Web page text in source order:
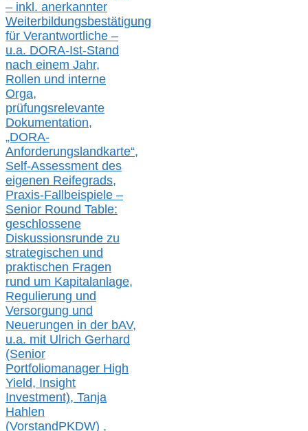
– inkl. anerkannter
Weiterbildungsbestätigung
für Verantwortliche –
u.a. DORA-Ist-Stand
nach einem Jahr,
Rollen und interne
Orga,
prüfungsrelevante
Dokumentation,
„DORA-
Anforderungslandkarte“,
Self-Assessment des
eigenen Reifegrads,
Praxis-Fallbeispiele –
Senior Round Table:
geschlossene
Diskussionsrunde zu
strategischen und
praktischen Fragen
rund um Kapitalanlage,
Regulierung und
Versorgung und
Neuerungen in der bAV,
u.a. mit Ulrich Gerhard
(Senior
Portfoliomanager High
Yield, Insight
Investment), Tanja
Hahlen
(VorstandPKDW) ,